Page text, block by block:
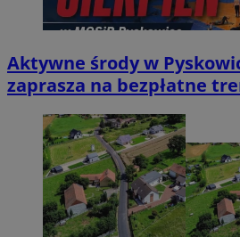
Aktywne środy w
zaprasza na bezpłatne